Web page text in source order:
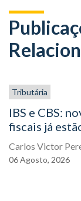
Tributária
IBS e CBS:
fiscais já
Carlos Victor
06Agosto, 2026